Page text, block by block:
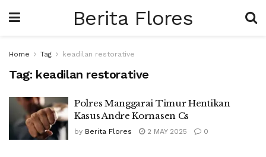
Berita Flores
Home Tag keadilan restorative
Tag: keadilan restorative
Polres Manggarai Timur Hentikan
Kasus Andre Kornasen Cs
by Berita Flores 2 MAY 2025 0